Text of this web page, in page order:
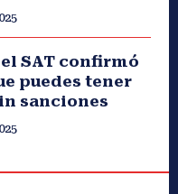
SAT confirmó
puedes tener
sanciones